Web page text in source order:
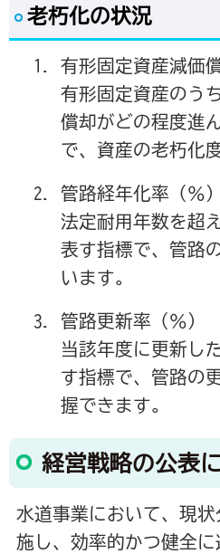
老朽化の状況
有形固定資産減価
有形固定資産のう
償却がどの程度進
で、資産の老朽化
管路経年化率（％）
法定耐用年数を超
表す指標で、管路
います。
管路更新率（％）
当該年度に更新し
す指標で、管路の
握できます。
経営戦略の公表
水道事業において、現
施し、効率的かつ健全